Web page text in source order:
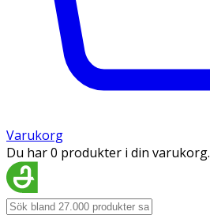
Varukorg
Du har 0 produkter i din varukorg.